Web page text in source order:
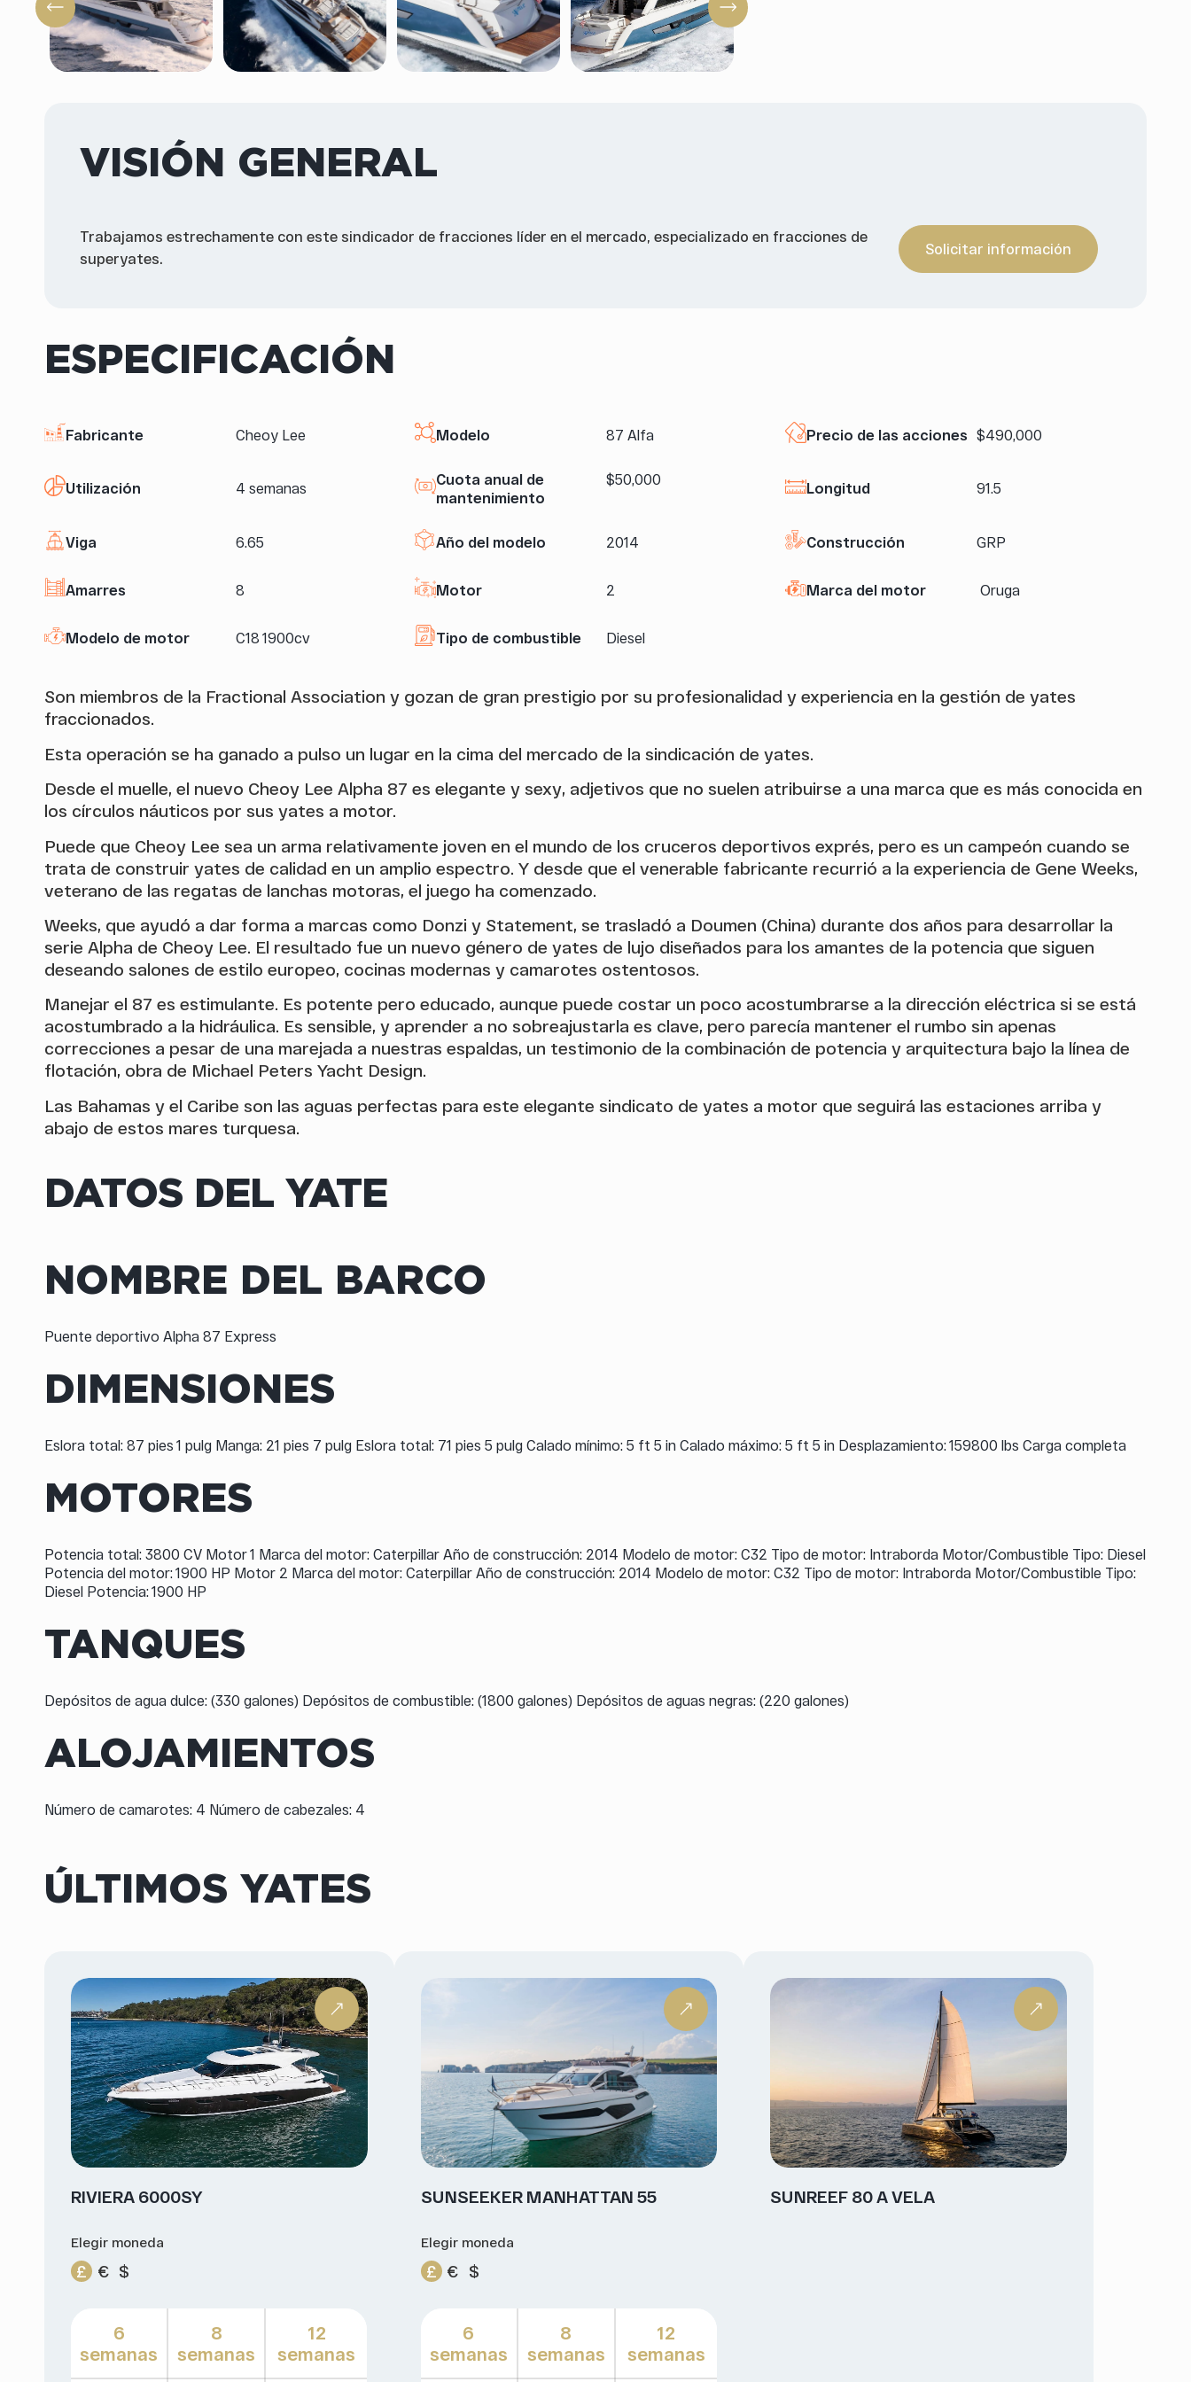
VISIÓN GENERAL
Trabajamos estrechamente con este sindicador de fracciones líder en el mercado, especializado en fracciones de
superyates.
Solicitar información
ESPECIFICACIÓN
Fabricante Cheoy Lee Modelo 87 Alfa Precio de las acciones $490,000
Utilización 4 semanas
Cuota anual de
mantenimiento
$50,000
Longitud 91.5
Viga 6.65 Año del modelo 2014 Construcción GRP
Amarres 8 Motor 2 Marca del motor Oruga
Modelo de motor C18 1900cv Tipo de combustible Diesel
Son miembros de la Fractional Association y gozan de gran prestigio por su profesionalidad y experiencia en la gestión de yates
fraccionados.
Esta operación se ha ganado a pulso un lugar en la cima del mercado de la sindicación de yates.
Desde el muelle, el nuevo Cheoy Lee Alpha 87 es elegante y sexy, adjetivos que no suelen atribuirse a una marca que es más conocida en
los círculos náuticos por sus yates a motor.
Puede que Cheoy Lee sea un arma relativamente joven en el mundo de los cruceros deportivos exprés, pero es un campeón cuando se
trata de construir yates de calidad en un amplio espectro. Y desde que el venerable fabricante recurrió a la experiencia de Gene Weeks,
veterano de las regatas de lanchas motoras, el juego ha comenzado.
Weeks, que ayudó a dar forma a marcas como Donzi y Statement, se trasladó a Doumen (China) durante dos años para desarrollar la
serie Alpha de Cheoy Lee. El resultado fue un nuevo género de yates de lujo diseñados para los amantes de la potencia que siguen
deseando salones de estilo europeo, cocinas modernas y camarotes ostentosos.
Manejar el 87 es estimulante. Es potente pero educado, aunque puede costar un poco acostumbrarse a la dirección eléctrica si se está
acostumbrado a la hidráulica. Es sensible, y aprender a no sobreajustarla es clave, pero parecía mantener el rumbo sin apenas
correcciones a pesar de una marejada a nuestras espaldas, un testimonio de la combinación de potencia y arquitectura bajo la línea de
flotación, obra de Michael Peters Yacht Design.
Las Bahamas y el Caribe son las aguas perfectas para este elegante sindicato de yates a motor que seguirá las estaciones arriba y
abajo de estos mares turquesa.
DATOS DEL YATE
NOMBRE DEL BARCO
Puente deportivo Alpha 87 Express
DIMENSIONES
Eslora total: 87 pies 1 pulg Manga: 21 pies 7 pulg Eslora total: 71 pies 5 pulg Calado mínimo: 5 ft 5 in Calado máximo: 5 ft 5 in Desplazamiento: 159800 lbs Carga completa
MOTORES
Potencia total: 3800 CV Motor 1 Marca del motor: Caterpillar Año de construcción: 2014 Modelo de motor: C32 Tipo de motor: Intraborda Motor/Combustible Tipo: Diesel
Potencia del motor: 1900 HP Motor 2 Marca del motor: Caterpillar Año de construcción: 2014 Modelo de motor: C32 Tipo de motor: Intraborda Motor/Combustible Tipo:
Diesel Potencia: 1900 HP
TANQUES
Depósitos de agua dulce: (330 galones) Depósitos de combustible: (1800 galones) Depósitos de aguas negras: (220 galones)
ALOJAMIENTOS
Número de camarotes: 4 Número de cabezales: 4
ÚLTIMOS YATES
RIVIERA 6000SY
Elegir moneda
£ € $
6
semanas
8
semanas
12
semanas
SUNSEEKER MANHATTAN 55
Elegir moneda
£ € $
6
semanas
8
semanas
12
semanas
SUNREEF 80 A VELA